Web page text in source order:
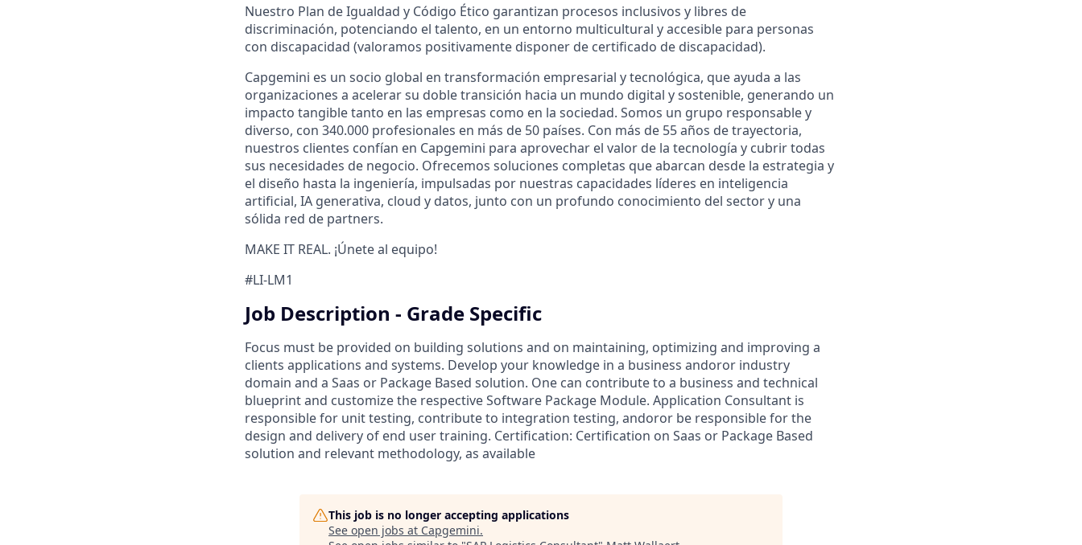
Nuestro Plan de Igualdad y Código Ético garantizan procesos inclusivos y libres de
discriminación, potenciando el talento, en un entorno multicultural y accesible para personas
con discapacidad (valoramos positivamente disponer de certificado de discapacidad).
Capgemini es un socio global en transformación empresarial y tecnológica, que ayuda a las
organizaciones a acelerar su doble transición hacia un mundo digital y sostenible, generando un
impacto tangible tanto en las empresas como en la sociedad. Somos un grupo responsable y
diverso, con 340.000 profesionales en más de 50 países. Con más de 55 años de trayectoria,
nuestros clientes confían en Capgemini para aprovechar el valor de la tecnología y cubrir todas
sus necesidades de negocio. Ofrecemos soluciones completas que abarcan desde la estrategia y
el diseño hasta la ingeniería, impulsadas por nuestras capacidades líderes en inteligencia
artificial, IA generativa, cloud y datos, junto con un profundo conocimiento del sector y una
sólida red de partners.
MAKE IT REAL. ¡Únete al equipo!
#LI-LM1
Job Description - Grade Specific
Focus must be provided on building solutions and on maintaining, optimizing and improving a
clients applications and systems. Develop your knowledge in a business andoror industry
domain and a Saas or Package Based solution. One can contribute to a business and technical
blueprint and customize the respective Software Package Module. Application Consultant is
responsible for unit testing, contribute to integration testing, andoror be responsible for the
design and delivery of end user training. Certification: Certification on Saas or Package Based
solution and relevant methodology, as available
This job is no longer accepting applications
See open jobs at Capgemini.